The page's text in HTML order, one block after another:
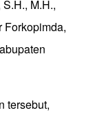
M.H.,
Forkopimda,
tersebut,